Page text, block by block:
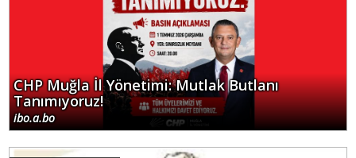
CHP Muğla İl Yönetimi: Mutlak Butlanı
Tanımıyoruz!
ibo.a.bo